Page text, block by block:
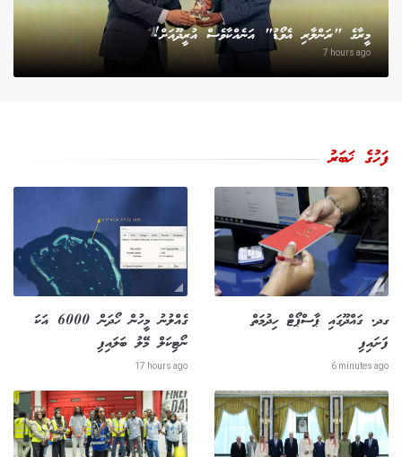
މީރާގެ "ރަންލާރި އެވޯޑު" އަނެއްކާވެސް އުރީދޫއަށް!
7 hours ago
ފަހުގެ ޚަބަރު
ގދ. ގައްދޫގައި ޕާސްޕޯޓް ހިދުމަތް
ފަށައިފި
6 minutes ago
ގެއްލުނު މީހުން ހޯދަން 6000 އަކަ
ނޯޓިކަލް މޭލު ބަލައިފި
17 hours ago